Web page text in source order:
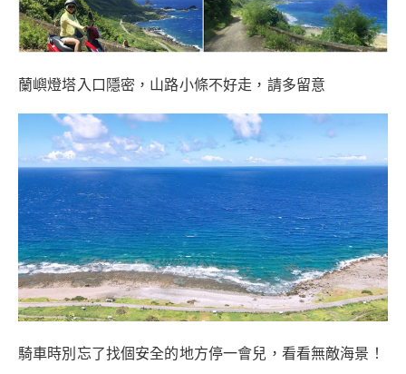
蘭嶼燈塔入口隱密，山路小條不好走，請多留意
騎車時別忘了找個安全的地方停一會兒，看看無敵海景！